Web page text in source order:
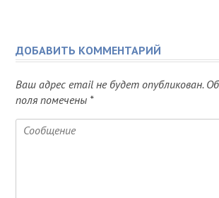
ДОБАВИТЬ КОММЕНТАРИЙ
Ваш адрес email не будет опубликован.
поля помечены *